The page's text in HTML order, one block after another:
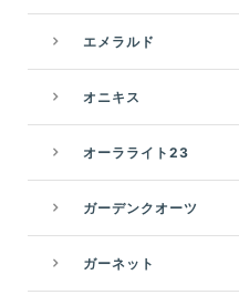
エメラルド
オニキス
オーラライト23
ガーデンクオーツ
ガーネット